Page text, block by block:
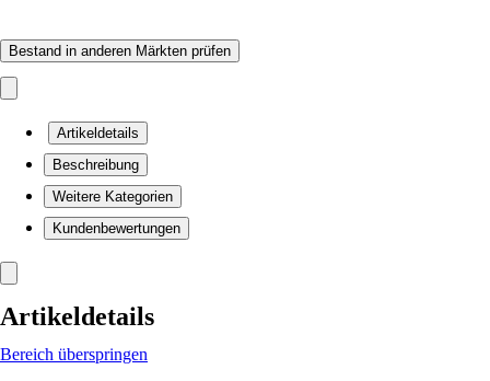
Bestand in anderen Märkten prüfen
Artikeldetails
Beschreibung
Weitere Kategorien
Kundenbewertungen
Artikeldetails
Bereich überspringen